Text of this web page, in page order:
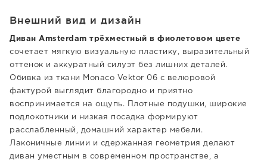
Внешний вид и дизайн
Диван Amsterdam трёхместный в фиолетовом цвете
сочетает мягкую визуальную пластику, выразительный
оттенок и аккуратный силуэт без лишних деталей.
Обивка из ткани Monaco Vektor 06 с велюровой
фактурой выглядит благородно и приятно
воспринимается на ощупь. Плотные подушки, широкие
подлокотники и низкая посадка формируют
расслабленный, домашний характер мебели.
Лаконичные линии и сдержанная геометрия делают
диван уместным в современном пространстве, а